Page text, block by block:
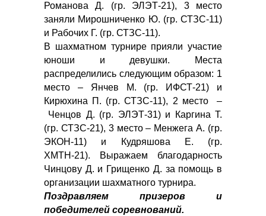
Романова Д. (гр. ЭЛЭТ-21), 3 место
заняли Мирошниченко Ю. (гр. СТЗС-11)
и Рабочих Г. (гр. СТЗС-11).
В шахматном турнире прияли участие
юноши и девушки. Места
распределились следующим образом: 1
место – Янчев М. (гр. ИФСТ-21) и
Кирюхина П. (гр. СТЗС-11), 2 место –
Ченцов Д. (гр. ЭЛЭТ-31) и Каргина Т.
(гр. СТЗС-21), 3 место – Менжега А. (гр.
ЭКОН-11) и Кудряшова Е. (гр.
ХМТН-21). Выражаем благодарность
Чинцову Д. и Грищенко Д. за помощь в
организации шахматного турнира.
Поздравляем призеров и
победителей соревнований.